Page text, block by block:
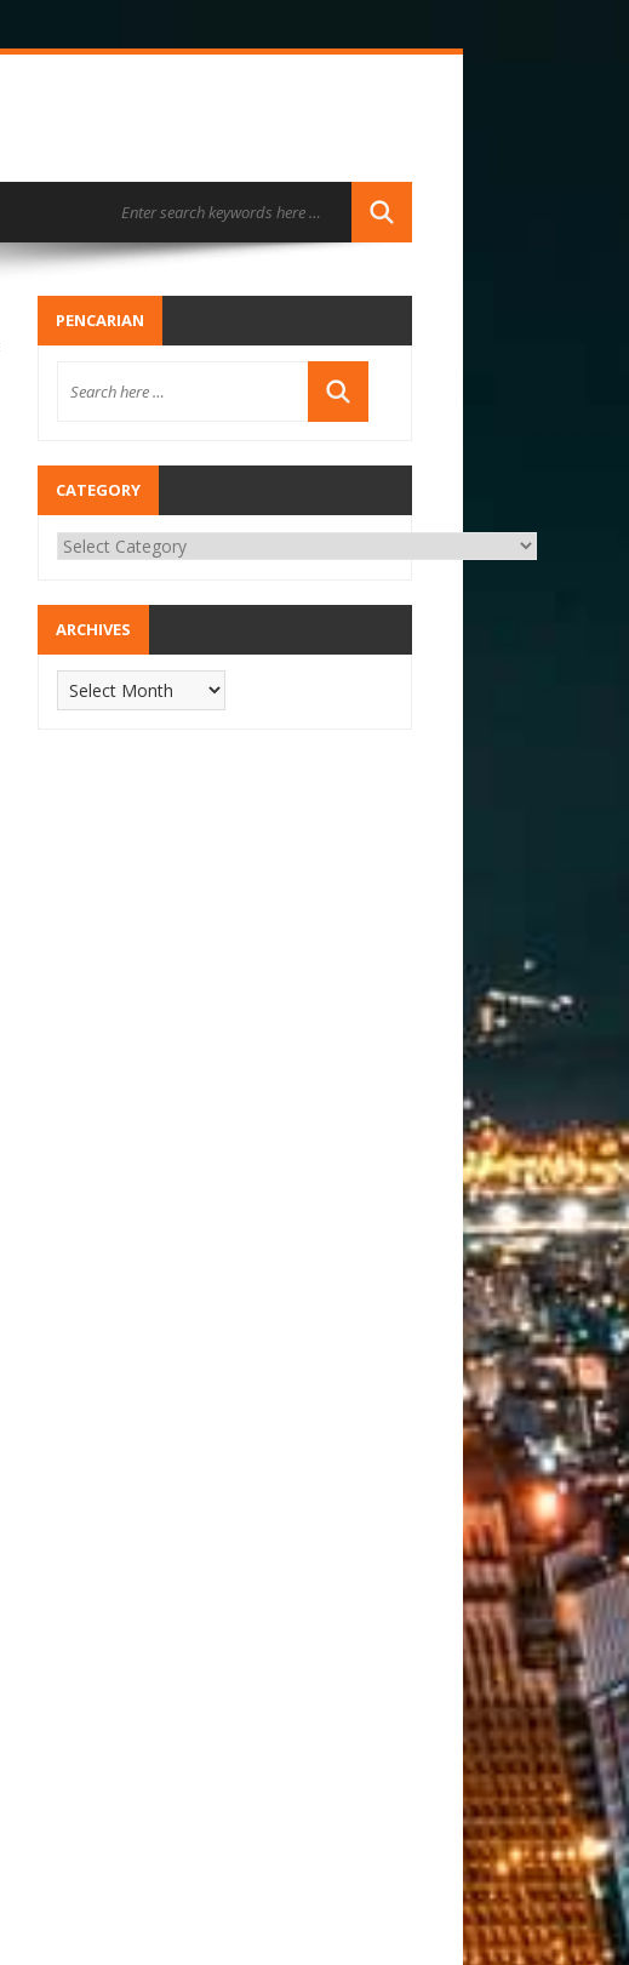
PENCARIAN
CATEGORY
ARCHIVES